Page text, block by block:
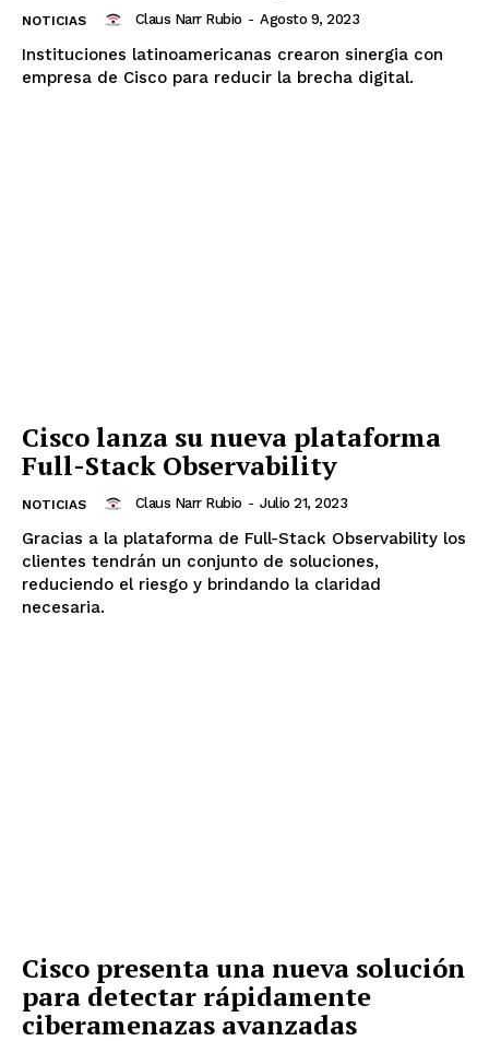
NOTICIAS Claus Narr Rubio - Agosto 9, 2023
Instituciones latinoamericanas crearon sinergia con
empresa de Cisco para reducir la brecha digital.
Cisco lanza su nueva plataforma
Full-Stack Observability
NOTICIAS Claus Narr Rubio - Julio 21, 2023
Gracias a la plataforma de Full-Stack Observability los
clientes tendrán un conjunto de soluciones,
reduciendo el riesgo y brindando la claridad
necesaria.
Cisco presenta una nueva solución
para detectar rápidamente
ciberamenazas avanzadas